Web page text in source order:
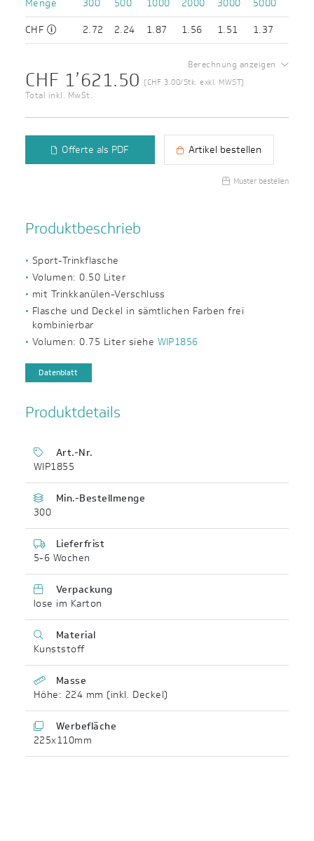
CHF
2.72 2.24 1.87 1.56 1.51 1.37
CHF 1’621.50 (CHF 3.00/Stk. exkl. MWST)
Total inkl. MwSt.
Berechnung anzeigen
Offerte als PDF Artikel bestellen
Muster bestellen
Produktbeschrieb
Sport-Trinkflasche
Volumen: 0.50 Liter
mit Trinkkanülen-Verschluss
Flasche und Deckel in sämtlichen Farben frei
kombinierbar
Volumen: 0.75 Liter siehe WIP1856
Datenblatt
Produktdetails
Art.-Nr.
WIP1855
Min.-Bestellmenge
300
Lieferfrist
5-6 Wochen
Verpackung
lose im Karton
Material
Kunststoff
Masse
Höhe: 224 mm (inkl. Deckel)
Werbefläche
225x110mm